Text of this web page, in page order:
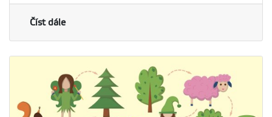
Číst dále